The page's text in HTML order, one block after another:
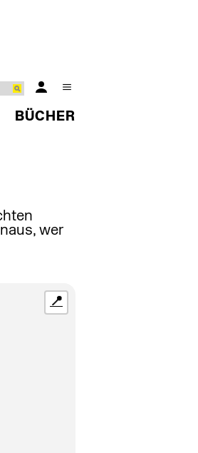
BÜCHER
wer
📍